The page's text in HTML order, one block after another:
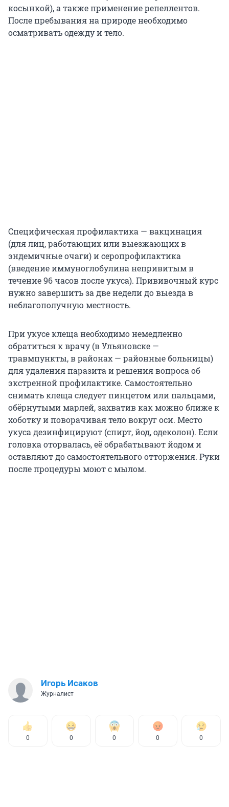
косынкой), а также применение репеллентов.
После пребывания на природе необходимо
осматривать одежду и тело.
Специфическая профилактика — вакцинация
(для лиц, работающих или выезжающих в
эндемичные очаги) и серопрофилактика
(введение иммуноглобулина непривитым в
течение 96 часов после укуса). Прививочный курс
нужно завершить за две недели до выезда в
неблагополучную местность.
При укусе клеща необходимо немедленно
обратиться к врачу (в Ульяновске —
травмпункты, в районах — районные больницы)
для удаления паразита и решения вопроса об
экстренной профилактике. Самостоятельно
снимать клеща следует пинцетом или пальцами,
обёрнутыми марлей, захватив как можно ближе к
хоботку и поворачивая тело вокруг оси. Место
укуса дезинфицируют (спирт, йод, одеколон). Если
головка оторвалась, её обрабатывают йодом и
оставляют до самостоятельного отторжения. Руки
после процедуры моют с мылом.
Игорь Исаков
Журналист
0 0 0 0 0